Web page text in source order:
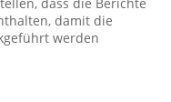
damit die
werden